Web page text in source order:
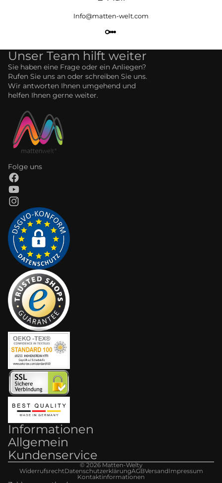
Info@matten-welt.com
Unser Team hilft weiter
Sie haben eine Frage oder ein Anliegen?
Rufen Sie uns an oder schreiben Sie uns.
Wir antworten Ihnen umgehend und
helfen Ihnen gerne weiter.
Folge uns
Informationen
Allgemein
Kundenservice
© 2026 Matten-Welty
WiderrufsrechtDatenschutzerklärungAGBVersandImpressum
Kontaktinformationen